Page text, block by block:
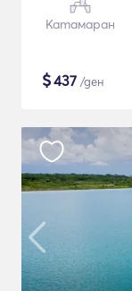
Катамаран
$437 /ден